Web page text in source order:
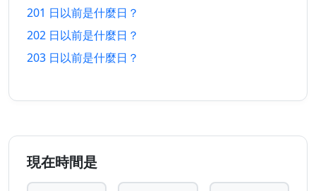
194 日
以前
24/1/2026
以前
以後
197 日
以前
21/1/2026
以後
201 日以前是什麼日？
202 日以前是什麼日？
203 日以前是什麼日？
現在時間是